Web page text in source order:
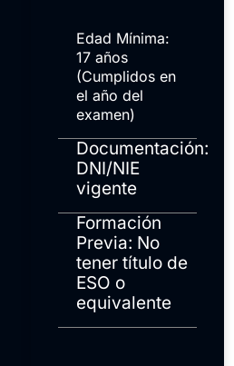
Edad Mínima:
17 años
(Cumplidos en
el año del
examen)
Documentación:
DNI/NIE
vigente
Formación
Previa: No
tener título de
ESO o
equivalente